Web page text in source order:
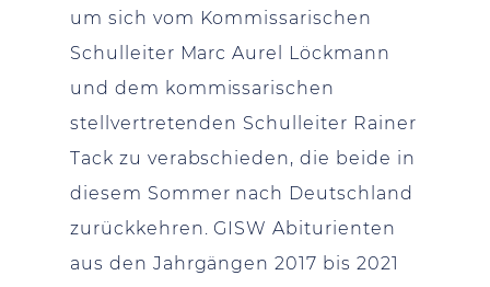
um sich vom Kommissarischen
Schulleiter Marc Aurel Löckmann
und dem kommissarischen
stellvertretenden Schulleiter Rainer
Tack zu verabschieden, die beide in
diesem Sommer nach Deutschland
zurückkehren. GISW Abiturienten
aus den Jahrgängen 2017 bis 2021